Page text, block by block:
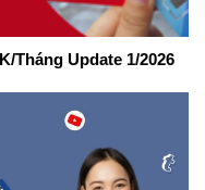
Tháng Update 1/2026